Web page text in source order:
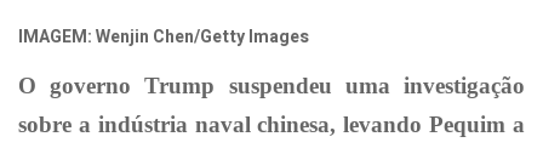
IMAGEM: Wenjin Chen/Getty Images
O governo Trump suspendeu uma investigação
sobre a indústria naval chinesa, levando Pequim a